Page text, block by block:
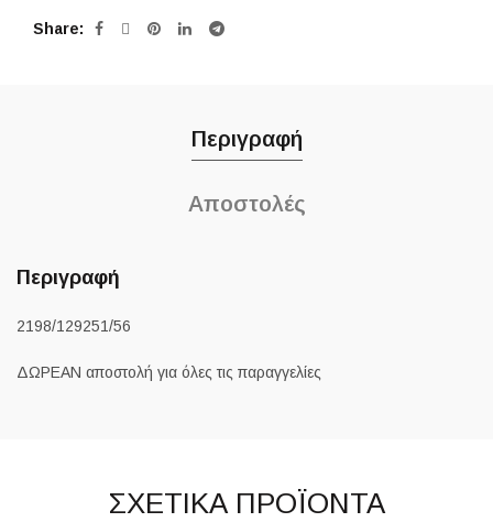
Share
Περιγραφή
Αποστολές
Περιγραφή
2198/129251/56
ΔΩΡΕΑΝ αποστολή για όλες τις παραγγελίες
ΣΧΕΤΙΚΆ ΠΡΟΪΌΝΤΑ